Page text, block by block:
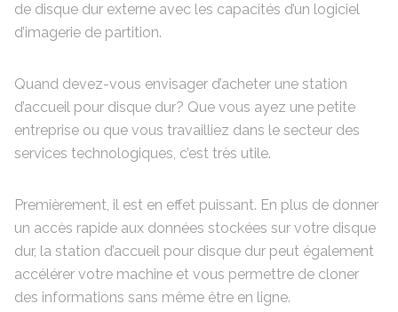
de disque dur externe avec les capacités d’un logiciel
d’imagerie de partition.
Quand devez-vous envisager d’acheter une station
d’accueil pour disque dur? Que vous ayez une petite
entreprise ou que vous travailliez dans le secteur des
services technologiques, c’est très utile.
Premièrement, il est en effet puissant. En plus de donner
un accès rapide aux données stockées sur votre disque
dur, la station d’accueil pour disque dur peut également
accélérer votre machine et vous permettre de cloner
des informations sans même être en ligne.